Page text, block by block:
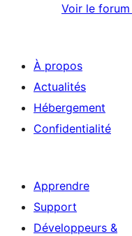
Voir le
À propos
Actualités
Hébergement
Confidentialité
Apprendre
Support
Développeurs &